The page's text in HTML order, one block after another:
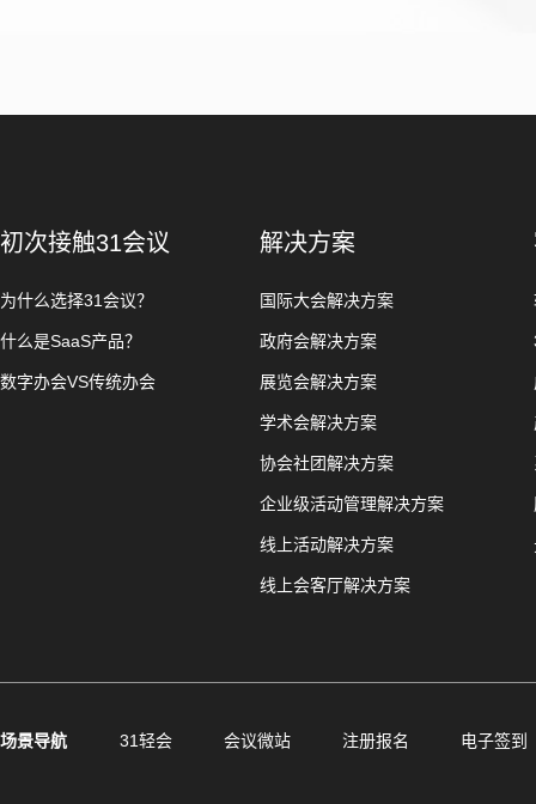
初次接触31会议
为什么选择31会议？
什么是SaaS产品？
数字办会VS传统办会
解决方案
国际大会解决方案
政府会解决方案
展览会解决方案
学术会解决方案
协会社团解决方案
企业级活动管理解决方案
线上活动解决方案
线上会客厅解决方案
场景导航 31轻会 会议微站 注册报名 电子签到